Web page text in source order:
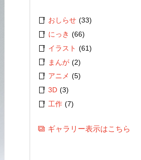
おしらせ (33)
にっき (66)
イラスト (61)
まんが (2)
アニメ (5)
3D (3)
工作 (7)
ギャラリー表示はこちら